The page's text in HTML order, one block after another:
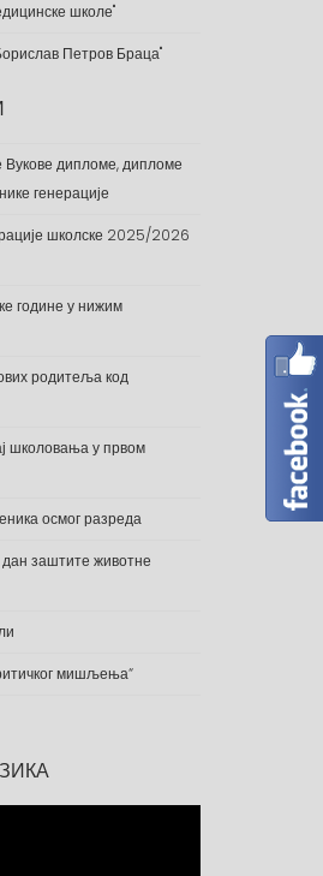
школе"
Петров Браца"
дипломе, дипломе
генерације
школске 2025/2026
године у нижим
родитеља код
школовања у првом
осмог разреда
заштите животне
мишљења“